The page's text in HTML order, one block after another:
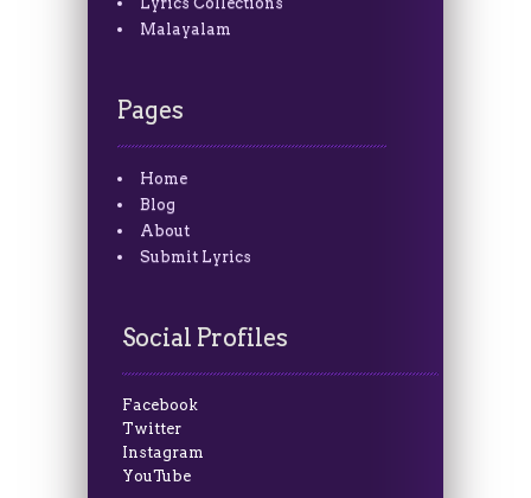
Malayalam
Pages
Home
Blog
About
Submit Lyrics
Social Profiles
Facebook
Twitter
Instagram
YouTube